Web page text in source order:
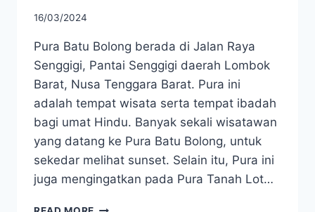
16/03/2024
Pura Batu Bolong berada di Jalan Raya
Senggigi, Pantai Senggigi daerah Lombok
Barat, Nusa Tenggara Barat. Pura ini
adalah tempat wisata serta tempat ibadah
bagi umat Hindu. Banyak sekali wisatawan
yang datang ke Pura Batu Bolong, untuk
sekedar melihat sunset. Selain itu, Pura ini
juga mengingatkan pada Pura Tanah Lot…
PURA